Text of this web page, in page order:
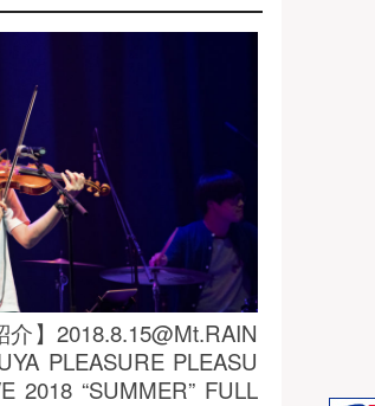
介】2018.8.15@Mt.RAIN
PLEASURE PLEASU
2018 “SUMMER” FULL